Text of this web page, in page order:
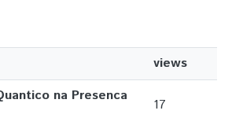
views
na Presenca
17